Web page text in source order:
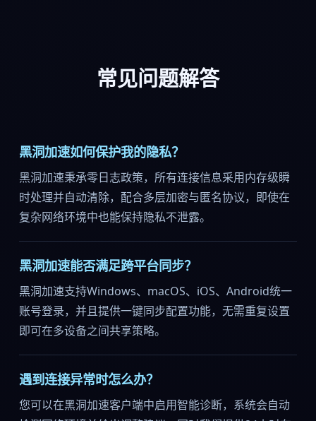
常见问题解答
黑洞加速如何保护我的隐私？
黑洞加速秉承零日志政策，所有连接信息采用内存级瞬
时处理并自动清除，配合多层加密与匿名协议，即使在
复杂网络环境中也能保持隐私不泄露。
黑洞加速能否满足跨平台同步？
黑洞加速支持Windows、macOS、iOS、Android统一
账号登录，并且提供一键同步配置功能，无需重复设置
即可在多设备之间共享策略。
遇到连接异常时怎么办？
您可以在黑洞加速客户端中启用智能诊断，系统会自动